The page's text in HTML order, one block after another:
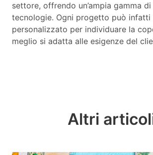
settore, offrendo un’ampia gamma
tecnologie. Ogni progetto può infatti
personalizzato per individuare la
meglio si adatta alle esigenze del
Altri